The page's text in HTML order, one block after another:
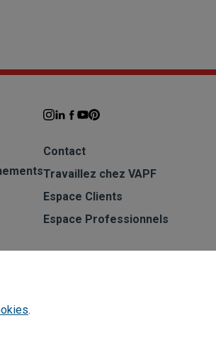
Contact
Travaillez chez VAPF
Espace Clients
Espace Professionnels
.